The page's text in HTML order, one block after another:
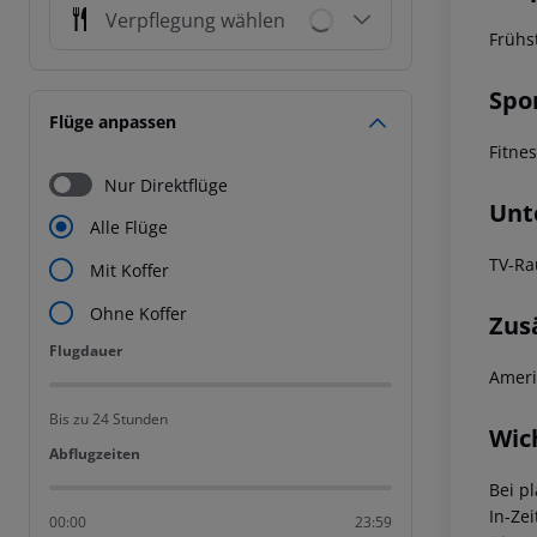
Verpflegung wählen
Flüge anpassen
Nur Direktflüge
Alle Flüge
Mit Koffer
Ohne Koffer
Flugdauer
Flugdauer
Bis zu 24 Stunden
Abflugzeiten
Abflugzeiten
00:00 23:59
TV-
Bei
In-